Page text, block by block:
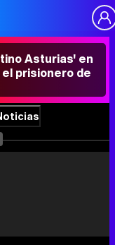
Asturias' en
prisionero de